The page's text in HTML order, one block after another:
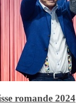
romande 2024